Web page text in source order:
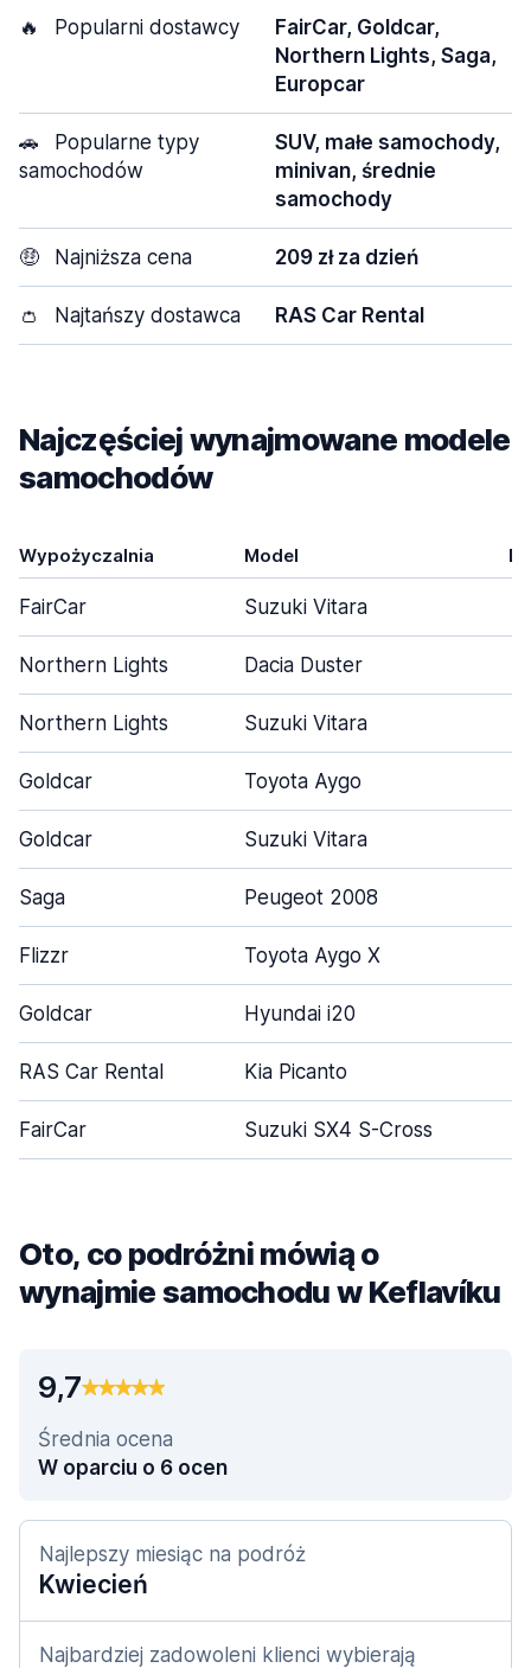
🔥 Popularni dostawcy
FairCar, Goldcar,
Northern Lights, Saga,
Europcar
🚗
Popularne typy
samochodów
SUV, małe samochody,
minivan, średnie
samochody
🤑 Najniższa cena 209 zł za dzień
👛 Najtańszy dostawca RAS Car Rental
Najczęściej wynajmowane modele
samochodów
Wypożyczalnia Model
FairCar Suzuki Vitara
Northern Lights Dacia Duster
Northern Lights Suzuki Vitara
Goldcar Toyota Aygo
Goldcar Suzuki Vitara
Saga Peugeot 2008
Flizzr Toyota Aygo X
Goldcar Hyundai i20
RAS Car Rental Kia Picanto
FairCar Suzuki SX4 S-Cross
Oto, co podróżni mówią o
wynajmie samochodu w Keflavíku
9,7
Średnia ocena
W oparciu o 6 ocen
Najlepszy miesiąc na podróż
Kwiecień
Najbardziej zadowoleni klienci wybierają